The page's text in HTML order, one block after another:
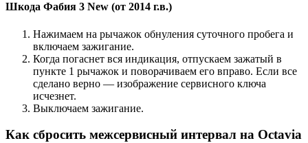
Шкода Фабия 3 New (от 2014 г.в.)
Нажимаем на рычажок обнуления суточного пробега и
включаем зажигание.
Когда погаснет вся индикация, отпускаем зажатый в
пункте 1 рычажок и поворачиваем его вправо. Если все
сделано верно — изображение сервисного ключа
исчезнет.
Выключаем зажигание.
Как сбросить межсервисный интервал на Octavia